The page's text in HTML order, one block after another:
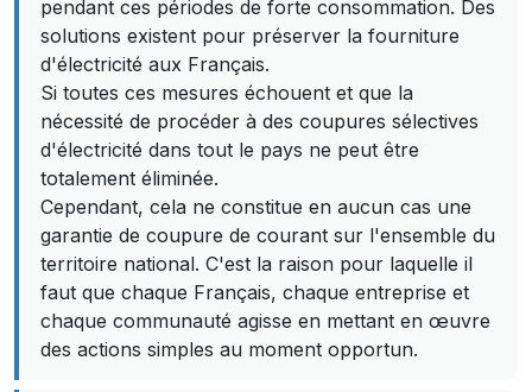
pendant ces périodes de forte consommation. Des
solutions existent pour préserver la fourniture
d'électricité aux Français.
Si toutes ces mesures échouent et que la
nécessité de procéder à des coupures sélectives
d'électricité dans tout le pays ne peut être
totalement éliminée.
Cependant, cela ne constitue en aucun cas une
garantie de coupure de courant sur l'ensemble du
territoire national. C'est la raison pour laquelle il
faut que chaque Français, chaque entreprise et
chaque communauté agisse en mettant en œuvre
des actions simples au moment opportun.